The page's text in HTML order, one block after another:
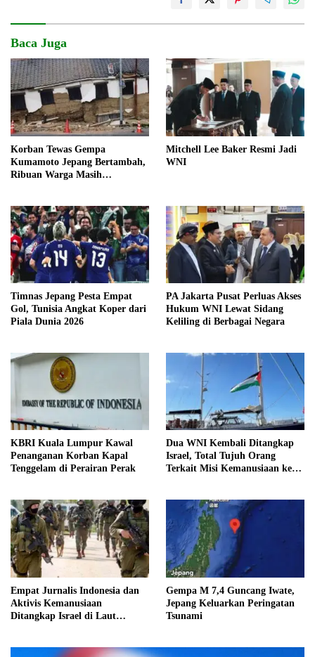
Baca Juga
Korban Tewas Gempa
Kumamoto Jepang Bertambah,
Ribuan Warga Masih
Mitchell Lee Baker Resmi Jadi
WNI
Timnas Jepang Pesta Empat
Gol, Tunisia Angkat Koper dari
Piala Dunia 2026
PA Jakarta Pusat Perluas Akses
Hukum WNI Lewat Sidang
Keliling di Berbagai Negara
KBRI Kuala Lumpur Kawal
Penanganan Korban Kapal
Tenggelam di Perairan Perak
Dua WNI Kembali Ditangkap
Israel, Total Tujuh Orang
Terkait Misi Kemanusiaan ke
Empat Jurnalis Indonesia dan
Aktivis Kemanusiaan
Ditangkap Israel di Laut
Gempa M 7,4 Guncang Iwate,
Jepang Keluarkan Peringatan
Tsunami